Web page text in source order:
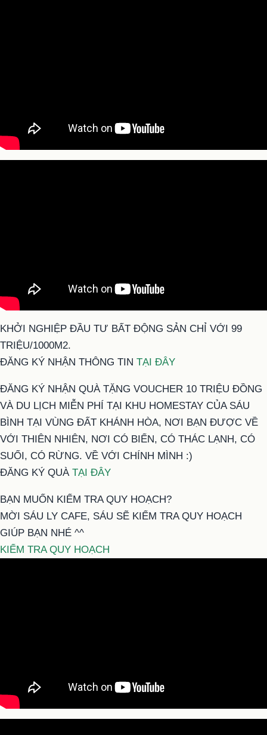
KHỞI NGHIỆP ĐẦU TƯ BẤT ĐỘNG SẢN CHỈ VỚI 99
TRIỆU/1000M2.
ĐĂNG KÝ NHẬN THÔNG TIN TẠI ĐÂY
ĐĂNG KÝ NHẬN QUÀ TẶNG VOUCHER 10 TRIỆU ĐỒNG
VÀ DU LỊCH MIỄN PHÍ TẠI KHU HOMESTAY CỦA SÁU
BÌNH TẠI VÙNG ĐẤT KHÁNH HÒA, NƠI BẠN ĐƯỢC VỀ
VỚI THIÊN NHIÊN, NƠI CÓ BIỂN, CÓ THÁC LẠNH, CÓ
SUỐI, CÓ RỪNG. VỀ VỚI CHÍNH MÌNH :)
ĐĂNG KÝ QUÀ TẠI ĐÂY
BẠN MUỐN KIỂM TRA QUY HOẠCH?
MỜI SÁU LY CAFE, SÁU SẼ KIỂM TRA QUY HOẠCH
GIÚP BẠN NHÉ ^^
KIỂM TRA QUY HOẠCH